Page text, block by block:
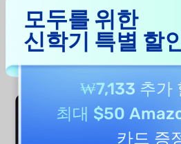
통합 학습 작
온라인 UPDF AI를 통해 브라우저에
능합니다. 고급 워크플로우를 위해
내장된 UPDF AI와 PDF 편집 및 관리
모두를 위한
신학기 특별 할
₩7,133 추가
최대 $50
카드 증